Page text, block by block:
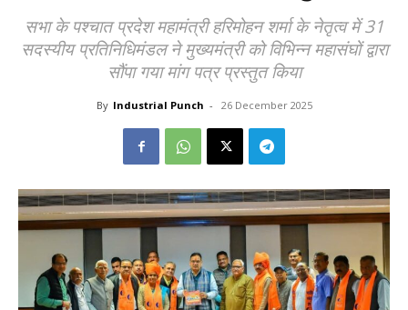
सभा के पश्चात प्रदेश महामंत्री हरिमोहन शर्मा के नेतृत्व में 31
सदस्यीय प्रतिनिधिमंडल ने मुख्यमंत्री को विभिन्न महासंघों द्वारा
सौंपा गया मांग पत्र प्रस्तुत किया
By Industrial Punch - 26 December 2025